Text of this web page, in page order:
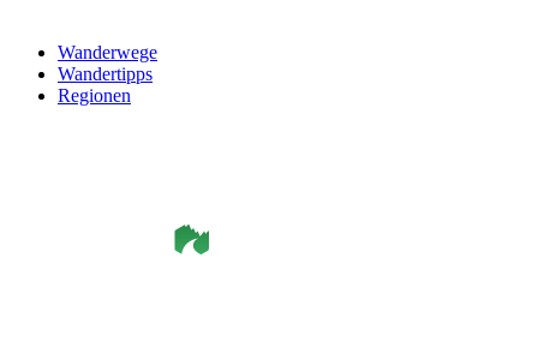
Wanderwege
Wandertipps
Regionen